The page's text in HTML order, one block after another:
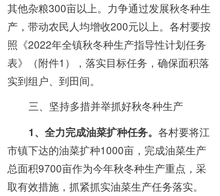
其他杂粮300亩以上。力争通过发展秋冬种生
产，带动农民人均增收200元以上。各村要按
照《2022年全镇秋冬种生产指导性计划任务
表》（附件1），落实目标任务，确保面积落
实到组 户、到田间。
三、坚持多措并举抓好秋冬种生产
1、全力完成油菜扩种任务。 各村要将江
市镇下达的油菜扩种1000亩，完成油菜生产
总面积9700亩作为今年秋冬种生产重点，采
取有效措施，抓紧抓实油菜生产任务落实。